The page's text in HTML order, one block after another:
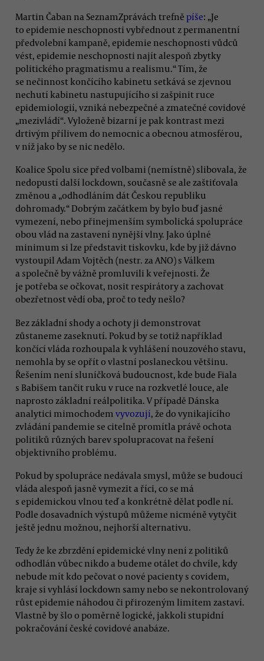
Martin Čaban na SeznamZprávách trefně píše: „Je
to epidemie neschopnosti vybřednout z permanentní
předvolební kampaně, epidemie neschopnosti vůdců
vést, epidemie neschopnosti najít alespoň zbytky
politického pragmatismu a realismu.“ Tím, že
se nečinnost končícího kabinetu setkává se zjevnou
nechutí kabinetu nastupujícího si zašpinit ruce
epidemiologií, vzniká nebezpečné a zmatečné covidové
„mezivládí“. Vyloženě bizarní je pak kontrast mezi
drtivým přílivem do nemocnic a obecnou atmosférou,
v níž jako by se nic nedělo.
Koalice Spolu sice před volbami (nemístně) slibovala, že
nedopustí další lockdown, současně se ale zaštiťovala
změnou a „odhodláním dát Českou republiku
dohromady.“ Dobrým začátkem by bylo buď jasné
vymezení, nebo přinejmenším symbolická spolupráce
obou vlád na zastavení nynější vlny. Jako úplné
minimum si lze představit tiskovku, kde by již dávno
vystoupil Adam Vojtěch (nestr. za ANO) s Válkem
a společně by vážně promluvili k veřejnosti. Že
je potřeba se očkovat, nosit respirátory a zachovat
obezřetnost vědí oba, proč to tedy nešlo?
Bez základní shody a ochoty ji demonstrovat
zůstaneme zaseknutí. Pokud by se totiž například
končící vláda rozhoupala k vyhlášení nouzového stavu,
nemohla by se opřít o vlastní poslaneckou většinu.
Řešením není sluníčková budoucnost, kde bude Fiala
s Babišem tančit ruku v ruce na rozkvetlé louce, ale
naprosto základní reálpolitika. V případě Dánska
analytici mimochodem vyvozují, že do vynikajícího
zvládání pandemie se citelně promítla právě ochota
politiků různých barev spolupracovat na řešení
objektivního problému.
Pokud by spolupráce nedávala smysl, může se budoucí
vláda alespoň jasně vymezit a říci, co se má
s epidemickou vlnou teď a konkrétně dělat podle ní.
Podle dosavadních výstupů můžeme nicméně vytyčit
ještě jednu možnou, nejhorší alternativu.
Tedy že ke zbrzdění epidemické vlny není z politiků
odhodlán vůbec nikdo a budeme otálet do chvíle, kdy
nebude mít kdo pečovat o nové pacienty s covidem,
kraje si vyhlásí lockdown samy nebo se nekontrolovaný
růst epidemie náhodou či přirozeným limitem zastaví.
Vlastně by šlo o poměrně logické, jakkoli stupidní
pokračování české covidové anabáze.